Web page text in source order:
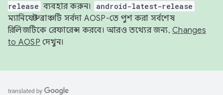
release ব্যবহার করুন। android-latest-release
ম্যানিফেস্ট ব্রাঞ্চটি সর্বদা AOSP-তে পুশ করা সর্বশেষ
রিলিজটিকে রেফারেন্স করবে। আরও তথ্যের জন্য, Changes
to AOSP দেখুন।